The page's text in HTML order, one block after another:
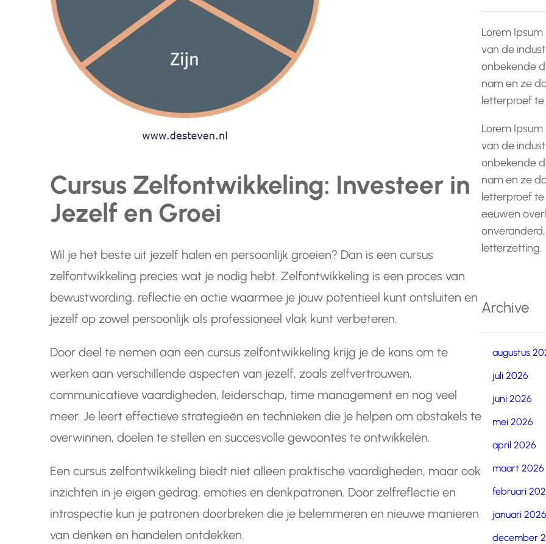
Cursus Zelfontwikkeling: Investeer in
Jezelf en Groei
Wil je het beste uit jezelf halen en persoonlijk groeien? Dan is een cursus
zelfontwikkeling precies wat je nodig hebt. Zelfontwikkeling is een proces van
bewustwording, reflectie en actie waarmee je jouw potentieel kunt ontsluiten en
jezelf op zowel persoonlijk als professioneel vlak kunt verbeteren.
Door deel te nemen aan een cursus zelfontwikkeling krijg je de kans om te
werken aan verschillende aspecten van jezelf, zoals zelfvertrouwen,
communicatieve vaardigheden, leiderschap, time management en nog veel
meer. Je leert effectieve strategieën en technieken die je helpen om obstakels te
overwinnen, doelen te stellen en succesvolle gewoontes te ontwikkelen.
Een cursus zelfontwikkeling biedt niet alleen praktische vaardigheden, maar ook
inzichten in je eigen gedrag, emoties en denkpatronen. Door zelfreflectie en
introspectie kun je patronen doorbreken die je belemmeren en nieuwe manieren
van denken en handelen ontdekken.
Lorem
van de
onbekende
nam en ze
letterproef te
Lorem
van de
onbekende
nam en ze
letterproef te
eeuwen
letterzetting.
Archive
augustus
juli 2026
juni 2026
mei 2026
april 2026
maart 2026
februari
januari 2026
december